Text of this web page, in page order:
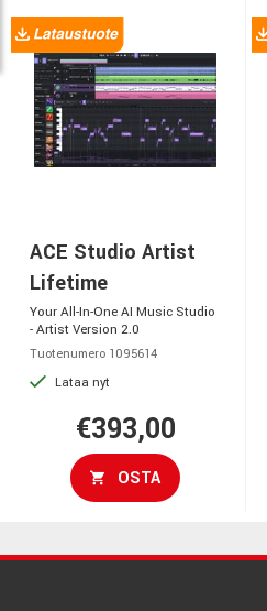
ACE Studio Artist
Lifetime
Your All-In-One AI Music Studio
- Artist Version 2.0
Tuotenumero 1095614
Lataa nyt
€393,00
OSTA